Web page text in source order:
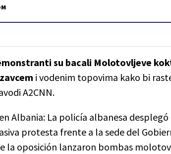
su bacali Molotovljeve
i vodenim topovima kako bi
A2CNN.
Albania: La policía albanesa desplegó
protesta frente a la sede del
la oposición lanzaron bombas